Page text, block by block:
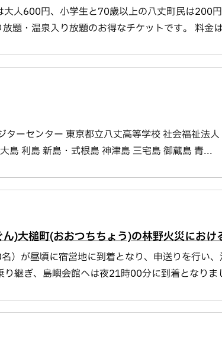
人600円、小学生と70歳以上の八丈町民は200
放題・温泉入り放題のお得なチケットです。 料金
ターセンター 東京都立八丈高等学校 社会福祉法
島 利島 新島・式根島 神津島 三宅島 御蔵島 青...
)大槌町(おおつちちょう)の林野火災にお
）が昼頃に宿営地に到着となり、申送りを行い
り継ぎ、島嶼会館へは夜21時00分に到着となり